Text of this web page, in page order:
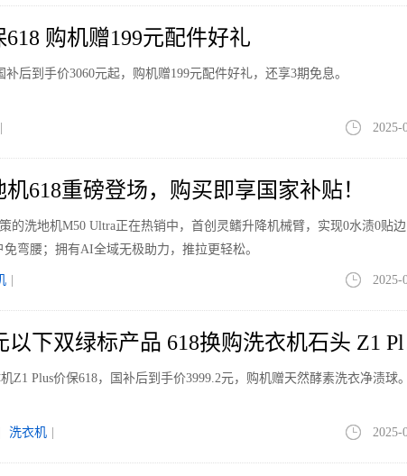
购机赠199元配件好礼
后到手价3060元起，购机赠199元配件好礼，还享3期免息。
2025-
618重磅登场，购买即享国家补贴！
的洗地机M50 Ultra正在热销中，首创灵鳍升降机械臂，实现0水渍0贴
弯腰；拥有AI全域无极助力，推拉更轻松。
2025-
下双绿标产品 618换购洗衣机石头 Z1
Z1 Plus价保618，国补后到手价3999.2元，购机赠天然酵素洗衣净渍球。
洗衣机 2025-